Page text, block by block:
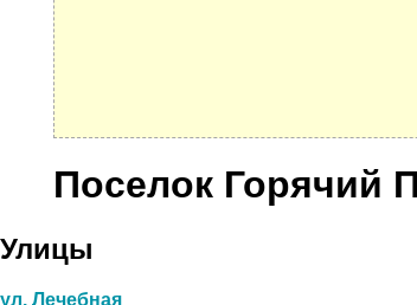
Поселок Горячий
Улицы
ул. Лечебная